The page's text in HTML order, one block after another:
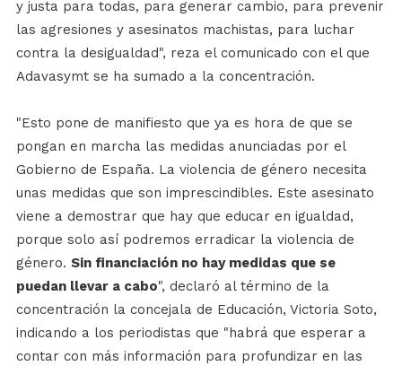
y justa para todas, para generar cambio, para prevenir
las agresiones y asesinatos machistas, para luchar
contra la desigualdad", reza el comunicado con el que
Adavasymt se ha sumado a la concentración.
"Esto pone de manifiesto que ya es hora de que se
pongan en marcha las medidas anunciadas por el
Gobierno de España. La violencia de género necesita
unas medidas que son imprescindibles. Este asesinato
viene a demostrar que hay que educar en igualdad,
porque solo así podremos erradicar la violencia de
género. Sin financiación no hay medidas que se
puedan llevar a cabo", declaró al término de la
concentración la concejala de Educación, Victoria Soto,
indicando a los periodistas que "habrá que esperar a
contar con más información para profundizar en las